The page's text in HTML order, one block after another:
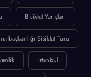
Bisiklet Yarışları
Bisiklet Turu
istanbul